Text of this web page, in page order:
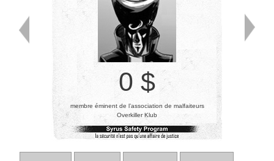
0 $
membre éminent de l’association de malfaiteurs
Overkiller Klub